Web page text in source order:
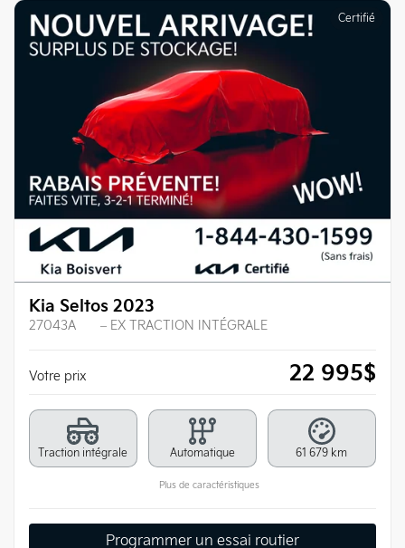
Certifié
Kia Seltos 2023
27043A – EX TRACTION INTÉGRALE
Votre prix 22 995$
Traction intégrale Automatique 61 679 km
Plus de caractéristiques
Programmer un essai routier